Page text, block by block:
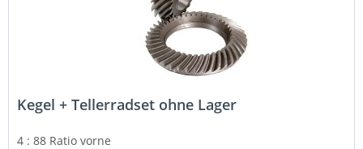
Kegel + Tellerradset ohne Lager
4 : 88 Ratiovorne